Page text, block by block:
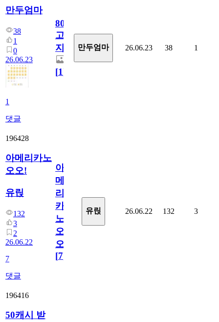
만두엄마
38
1
0
26.06.23
1
댓글
800
고
지.
[1]
만두엄마 26.06.23 38 1
196428
아메리카노
오오!
유릱
132
3
2
26.06.22
7
댓글
아
메
리
카
노
오
오!
[7]
유릱 26.06.22 132 3
196416
50캐시 받